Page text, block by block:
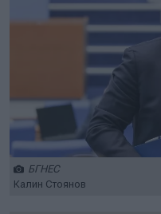
БГНЕС
Калин Стоянов